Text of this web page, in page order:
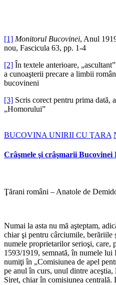
[1] Monitorul Bucovinei, Anul
nou, Fascicula 63, pp. 1-4
[2] În textele anterioare,
a cunoaşterii precare a limbii
bucovineni
[3] Scris corect pentru prima dată,
„Homorului”
BUCOVINA UNIRII CU ŢARA
Crâşmele şi crâşmarii
Ţărani români – Anatole de
Numai la asta nu mă aşteptam,
chiar şi pentru cârciumile, berăriile
numele proprietarilor serioşi, care,
1593/1919, semnată, în numele
numiţi în „Comisiunea de apel
pe anul în curs, unul dintre aceştia,
Siret, chiar în comisiunea